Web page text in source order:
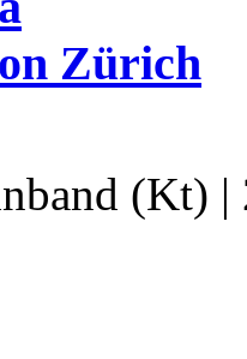
Zürich
(Kt) |